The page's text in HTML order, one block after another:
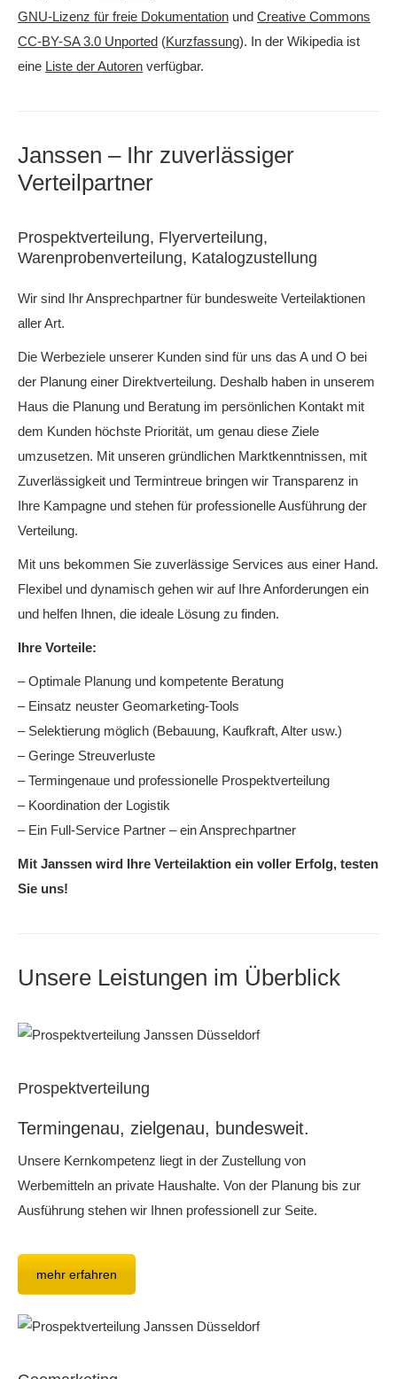
GNU-Lizenz für freie Dokumentation und Creative Commons
CC-BY-SA 3.0 Unported (Kurzfassung). In der Wikipedia ist
eine Liste der Autoren verfügbar.
Janssen – Ihr zuverlässiger
Verteilpartner
Prospektverteilung, Flyerverteilung,
Warenprobenverteilung, Katalogzustellung
Wir sind Ihr Ansprechpartner für bundesweite Verteilaktionen
aller Art.
Die Werbeziele unserer Kunden sind für uns das A und O bei
der Planung einer Direktverteilung. Deshalb haben in unserem
Haus die Planung und Beratung im persönlichen Kontakt mit
dem Kunden höchste Priorität, um genau diese Ziele
umzusetzen. Mit unseren gründlichen Marktkenntnissen, mit
Zuverlässigkeit und Termintreue bringen wir Transparenz in
Ihre Kampagne und stehen für professionelle Ausführung der
Verteilung.
Mit uns bekommen Sie zuverlässige Services aus einer Hand.
Flexibel und dynamisch gehen wir auf Ihre Anforderungen ein
und helfen Ihnen, die ideale Lösung zu finden.
Ihre Vorteile:
– Optimale Planung und kompetente Beratung
– Einsatz neuster Geomarketing-Tools
– Selektierung möglich (Bebauung, Kaufkraft, Alter usw.)
– Geringe Streuverluste
– Termingenaue und professionelle Prospektverteilung
– Koordination der Logistik
– Ein Full-Service Partner – ein Ansprechpartner
Mit Janssen wird Ihre Verteilaktion ein voller Erfolg, testen
Sie uns!
Unsere Leistungen im Überblick
Prospektverteilung
Termingenau, zielgenau, bundesweit.
Unsere Kernkompetenz liegt in der Zustellung von
Werbemitteln an private Haushalte. Von der Planung bis zur
Ausführung stehen wir Ihnen professionell zur Seite.
mehr erfahren